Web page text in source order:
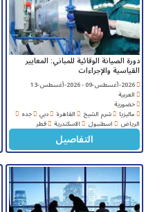
دورة الصيانة الوقائية للمباني: المعايير
القياسية والإجراءات
2026-أغسطس-09 - 2026-أغسطس-13
العربية
حضورية
ماليزيا شرم الشيخ القاهرة دبي جده
الرياض اسطنبول الاسكندرية قطر
التفاصيل